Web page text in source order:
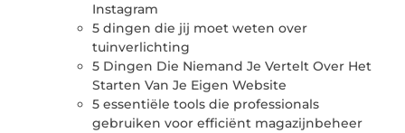
Instagram
5 dingen die jij moet weten over
tuinverlichting
5 Dingen Die Niemand Je Vertelt Over Het
Starten Van Je Eigen Website
5 essentiële tools die professionals
gebruiken voor efficiënt magazijnbeheer